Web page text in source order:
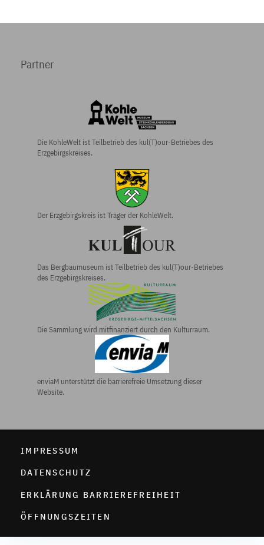
Partner
Die KohleWelt ist Teilbetrieb des kul(T)our-Betriebes des
Erzgebirgskreises.
Der Erzgebirgs­kreis ist Träger der KohleWelt.
Das Bergbau­museum ist Teilbetrieb des kul(T)our-Betriebes
des Erzgebirgs­kreises.
Die Sammlung wird mitfinanziert durch den Kulturraum.
enviaM unterstützt die barrierefreie Umsetzung dieser
Website.
IMPRESSUM
DATENSCHUTZ
ERKLÄRUNG BARRIEREFREIHEIT
ÖFFNUNGSZEITEN